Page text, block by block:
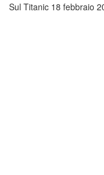
Sul Titanic 18 febbraio